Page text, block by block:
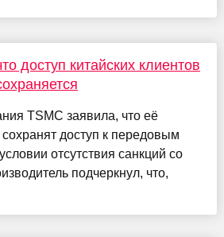
доступ китайских клиентов
TSMC заявила, что её
доступ к передовым
отсутствия санкций со
подчеркнул, что,